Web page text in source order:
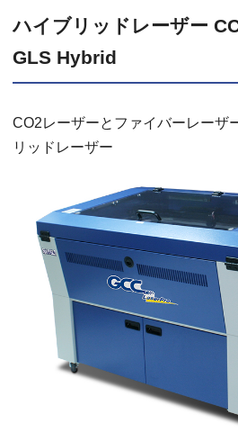
ハイブリッドレーザー
GLS Hybrid
CO2レーザーとファイバーレーザ
リッドレーザー